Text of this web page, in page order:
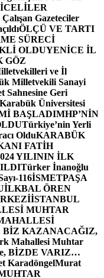
Gazeteciler
ÖLÇÜ VE TARTI
SÜRECİ
OLDUYENİCE İL
GÖZ
ve İl
Milletvekili Sanayi
Sahnesine Geri
Üniversitesi
BAŞLADIMHP’NİN
Türkiye’nin Yerli
OlduKARABÜK
FATİH
YILININ İLK
Türker İnanoğlu
116İSMETPAŞA
İLKBAL ÖREN
İSTANBUL
MUHTAR
KAZANACAĞIZ,
Mahallesi Muhtar
BİZDE VARIZ…
KaradöngelMurat